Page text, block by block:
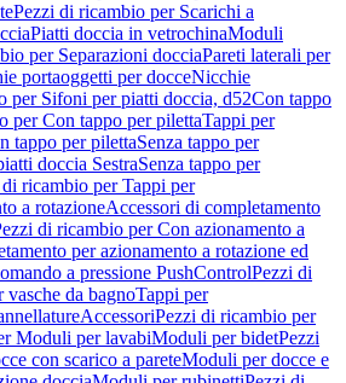
Pezzi di ricambio per Scarichi a
Piatti doccia in vetrochinaModuli
per Separazioni docciaPareti laterali per
portaoggetti per docceNicchie
per Sifoni per piatti doccia, d52Con tappo
per Con tappo per pilettaTappi per
tappo per pilettaSenza tappo per
doccia SestraSenza tappo per
ricambio per Tappi per
a rotazioneAccessori di completamento
di ricambio per Con azionamento a
per azionamento a rotazione ed
a pressione PushControlPezzi di
da bagnoTappi per
AccessoriPezzi di ricambio per
Moduli per lavabiModuli per bidetPezzi
con scarico a pareteModuli per docce e